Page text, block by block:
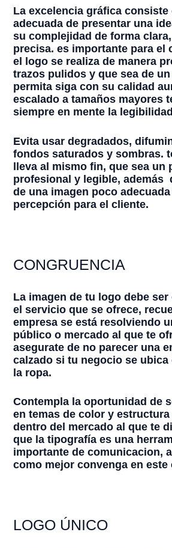
La excelencia gráfica consiste
adecuada de presentar una
su complejidad de forma
precisa. es importante para el
el logo se realiza de manera
trazos pulidos y que sea de
permita siga con su calidad
escalado a tamaños mayores
siempre en mente la
Evita usar degradados,
fondos saturados y sombras.
lleva al mismo fin, que sea un
profesional y legible, además
de una imagen poco
percepción para el cliente.
CONGRUENCIA
La imagen de tu logo debe
el servicio que se ofrece,
empresa se está resolviendo
público o mercado al que te
asegurate de no parecer una
calzado si tu negocio se ubica
la ropa.
Contempla la oportunidad de
en temas de color y
dentro del mercado al que te
que la tipografía es una
importante de comunicacion,
como mejor convenga en este
LOGO ÚNICO